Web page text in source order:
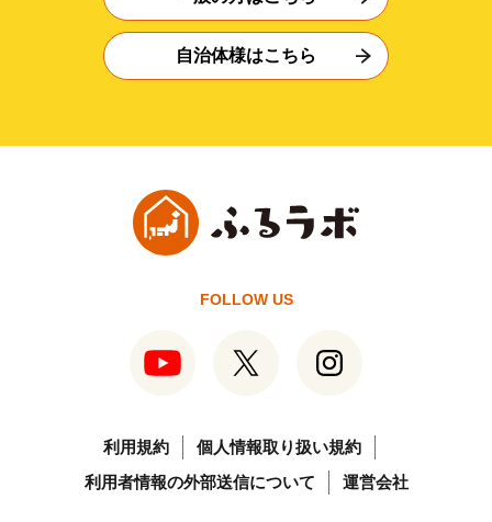
自治体様はこちら
FOLLOW US
利用規約
個人情報取り扱い規約
利用者情報の外部送信について
運営会社